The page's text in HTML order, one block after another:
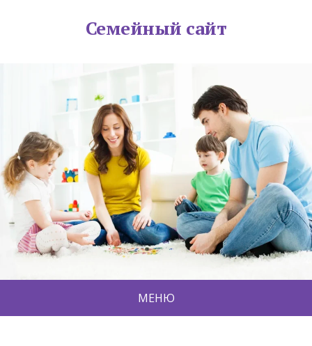
Семейный сайт
МЕНЮ